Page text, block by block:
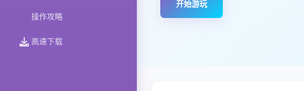
操作攻略
高速下载
开始游玩